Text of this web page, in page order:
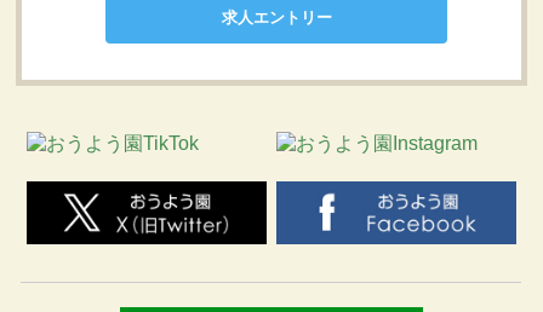
求人エントリー